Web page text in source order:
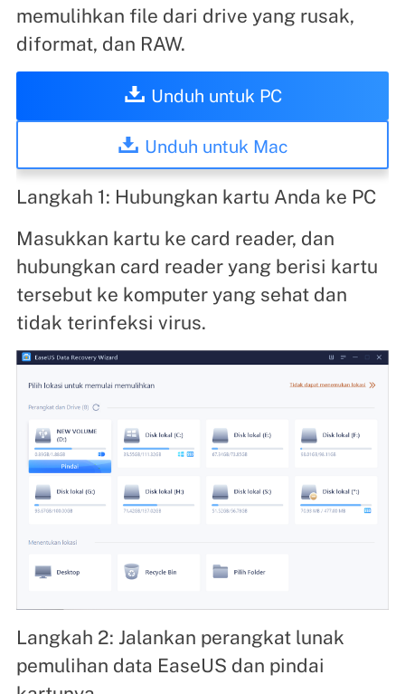
memulihkan file dari drive yang rusak,
diformat, dan RAW.
Unduh untuk PC
Unduh untuk Mac
Langkah 1: Hubungkan kartu Anda ke PC
Masukkan kartu ke card reader, dan
hubungkan card reader yang berisi kartu
tersebut ke komputer yang sehat dan
tidak terinfeksi virus.
Langkah 2: Jalankan perangkat lunak
pemulihan data EaseUS dan pindai